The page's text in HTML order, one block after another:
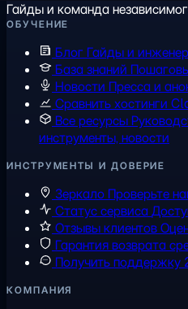
Гайды и команда
ОБУЧЕНИЕ
Блог Гайды и
База знаний
Новости Пресса и
Сравнить хостинги
Все ресурсы
инструменты, новости
ИНСТРУМЕНТЫ И ДОВЕРИЕ
Зеркало Проверьте
Статус сервиса
Отзывы клиентов
Гарантия возврата
Получить поддержку
КОМПАНИЯ